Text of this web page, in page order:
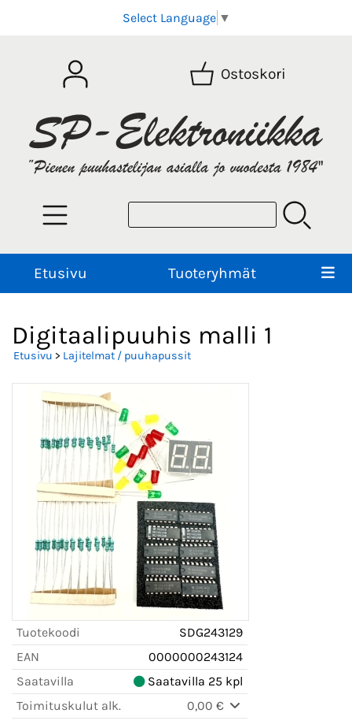
Select Language ▼
Ostoskori
Etusivu Tuoteryhmät
Digitaalipuuhis malli 1
Etusivu > Lajitelmat / puuhapussit
Tuotekoodi
SDG243129
EAN
0000000243124
Saatavilla
Saatavilla 25 kpl
Toimituskulut alk.
0,00 €